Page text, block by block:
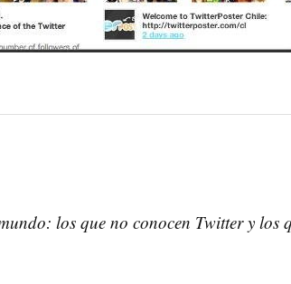
los que no conocen Twitter y los